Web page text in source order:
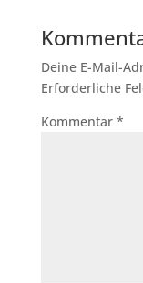
Deine E-Mail-
Erforderliche
Kommentar *